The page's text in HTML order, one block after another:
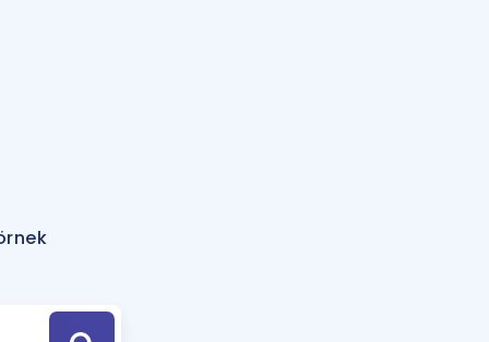
Hesaplama Aracı
için Öneriler
Tek Takvimde